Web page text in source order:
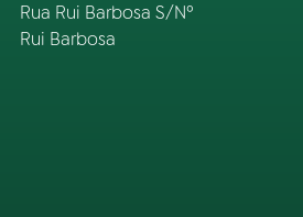
Rua Rui Barbosa S/Nº
Rui Barbosa